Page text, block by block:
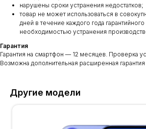
нарушены сроки устранения недостатков;
товар не может использоваться в
дней в течение каждого года
необходимостью устранения
Гарантия
Гарантия на смартфон — 12 месяцев. Проверка
Возможна дополнительная расширенная
Другие модели